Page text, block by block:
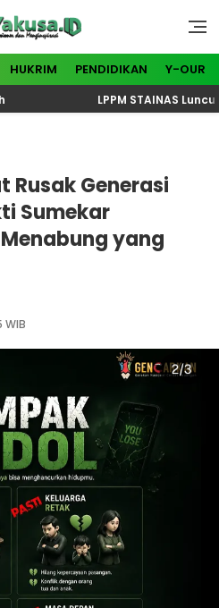
Menginspirasi
HUKRIM PENDIDIKAN Y-OUR
LPPM STAINAS
Rusak Generasi
Sumekar
yang
WIB